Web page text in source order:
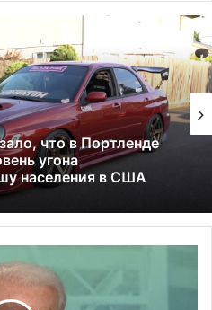
что в Портленде
угона
населения в США
избыток сыра